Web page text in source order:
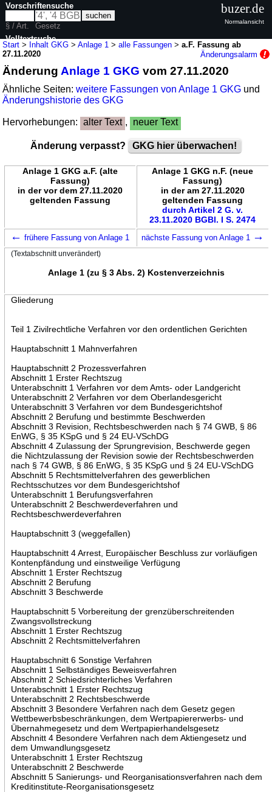
Start > Inhalt GKG >Anlage 1 >alle Fassungen >a.F. Fassung ab
27.11.2020
Änderungsalarm
Änderung Anlage 1 GKG vom 27.11.2020
Ähnliche Seiten:weitere Fassungen von Anlage 1 GKG und
Änderungshistorie des GKG
Hervorhebungen: alter Text , neuer Text
Änderung verpasst? GKG hier überwachen!
Anlage 1 GKG a.F. (alte
Fassung)
in der vor dem 27.11.2020
geltenden Fassung
Anlage 1 GKG n.F. (neue
Fassung)
in der am 27.11.2020
geltenden Fassung
durch Artikel 2 G. v.
23.11.2020 BGBl. I S. 2474
← frühere Fassung von Anlage 1 nächste Fassung von Anlage 1 →
(Textabschnitt unverändert)
Anlage 1 (zu § 3 Abs. 2) Kostenverzeichnis
Gliederung
Teil 1 Zivilrechtliche Verfahren vor den ordentlichen Gerichten
Hauptabschnitt 1 Mahnverfahren
Hauptabschnitt 2 Prozessverfahren
Abschnitt 1 Erster Rechtszug
Unterabschnitt 1 Verfahren vor dem Amts- oder Landgericht
Unterabschnitt 2 Verfahren vor dem Oberlandesgericht
Unterabschnitt 3 Verfahren vor dem Bundesgerichtshof
Abschnitt 2 Berufung und bestimmte Beschwerden
Abschnitt 3 Revision, Rechtsbeschwerden nach § 74 GWB, § 86
EnWG, § 35 KSpG und § 24 EU-VSchDG
Abschnitt 4 Zulassung der Sprungrevision, Beschwerde gegen
die Nichtzulassung der Revision sowie der Rechtsbeschwerden
nach § 74 GWB, § 86 EnWG, § 35 KSpG und § 24 EU-VSchDG
Abschnitt 5 Rechtsmittelverfahren des gewerblichen
Rechtsschutzes vor dem Bundesgerichtshof
Unterabschnitt 1 Berufungsverfahren
Unterabschnitt 2 Beschwerdeverfahren und
Rechtsbeschwerdeverfahren
Hauptabschnitt 3 (weggefallen)
Hauptabschnitt 4 Arrest, Europäischer Beschluss zur vorläufigen
Kontenpfändung und einstweilige Verfügung
Abschnitt 1 Erster Rechtszug
Abschnitt 2 Berufung
Abschnitt 3 Beschwerde
Hauptabschnitt 5 Vorbereitung der grenzüberschreitenden
Zwangsvollstreckung
Abschnitt 1 Erster Rechtszug
Abschnitt 2 Rechtsmittelverfahren
Hauptabschnitt 6 Sonstige Verfahren
Abschnitt 1 Selbständiges Beweisverfahren
Abschnitt 2 Schiedsrichterliches Verfahren
Unterabschnitt 1 Erster Rechtszug
Unterabschnitt 2 Rechtsbeschwerde
Abschnitt 3 Besondere Verfahren nach dem Gesetz gegen
Wettbewerbsbeschränkungen, dem Wertpapiererwerbs- und
Übernahmegesetz und dem Wertpapierhandelsgesetz
Abschnitt 4 Besondere Verfahren nach dem Aktiengesetz und
dem Umwandlungsgesetz
Unterabschnitt 1 Erster Rechtszug
Unterabschnitt 2 Beschwerde
Abschnitt 5 Sanierungs- und Reorganisationsverfahren nach dem
Kreditinstitute-Reorganisationsgesetz
Vorschriftensuche
§ / Art.
Gesetz
Volltextsuche
buzer.de
Normalansicht